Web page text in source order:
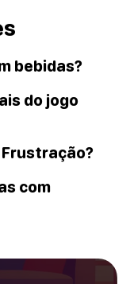
bebidas?
do jogo
com